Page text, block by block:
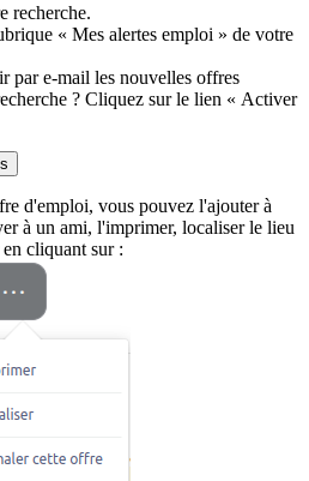
recherche.
« Mes alertes emploi » de votre
par e-mail les nouvelles offres
? Cliquez sur le lien « Activer
d'emploi, vous pouvez l'ajouter à
à un ami, l'imprimer, localiser le lieu
cliquant sur :